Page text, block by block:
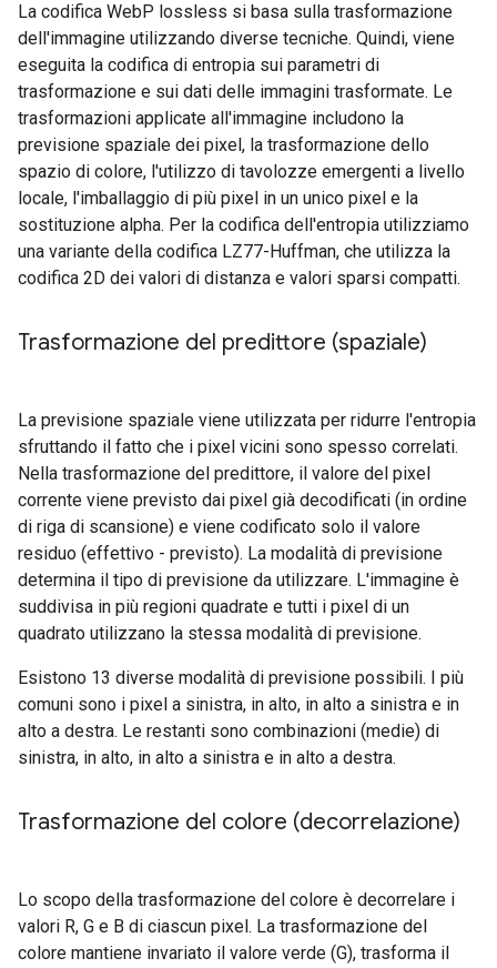
La codifica WebP lossless si basa sulla trasformazione
dell'immagine utilizzando diverse tecniche. Quindi, viene
eseguita la codifica di entropia sui parametri di
trasformazione e sui dati delle immagini trasformate. Le
trasformazioni applicate all'immagine includono la
previsione spaziale dei pixel, la trasformazione dello
spazio di colore, l'utilizzo di tavolozze emergenti a livello
locale, l'imballaggio di più pixel in un unico pixel e la
sostituzione alpha. Per la codifica dell'entropia utilizziamo
una variante della codifica LZ77-Huffman, che utilizza la
codifica 2D dei valori di distanza e valori sparsi compatti.
Trasformazione del predittore (spaziale)
La previsione spaziale viene utilizzata per ridurre l'entropia
sfruttando il fatto che i pixel vicini sono spesso correlati.
Nella trasformazione del predittore, il valore del pixel
corrente viene previsto dai pixel già decodificati (in ordine
di riga di scansione) e viene codificato solo il valore
residuo (effettivo - previsto). La modalità di previsione
determina il tipo di previsione da utilizzare. L'immagine è
suddivisa in più regioni quadrate e tutti i pixel di un
quadrato utilizzano la stessa modalità di previsione.
Esistono 13 diverse modalità di previsione possibili. I più
comuni sono i pixel a sinistra, in alto, in alto a sinistra e in
alto a destra. Le restanti sono combinazioni (medie) di
sinistra, in alto, in alto a sinistra e in alto a destra.
Trasformazione del colore (decorrelazione)
Lo scopo della trasformazione del colore è decorrelare i
valori R, G e B di ciascun pixel. La trasformazione del
colore mantiene invariato il valore verde (G), trasforma il